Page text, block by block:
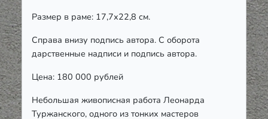
Размер в раме: 17,7х22,8 см.
Справа внизу подпись автора. С оборота
дарственные надписи и подпись автора.
Цена: 180 000 рублей
Небольшая живописная работа Леонарда
Туржанского, одного из тонких мастеров